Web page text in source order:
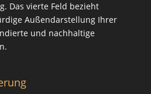
. Das vierte Feld bezieht
Außendarstellung Ihrer
und nachhaltige
.